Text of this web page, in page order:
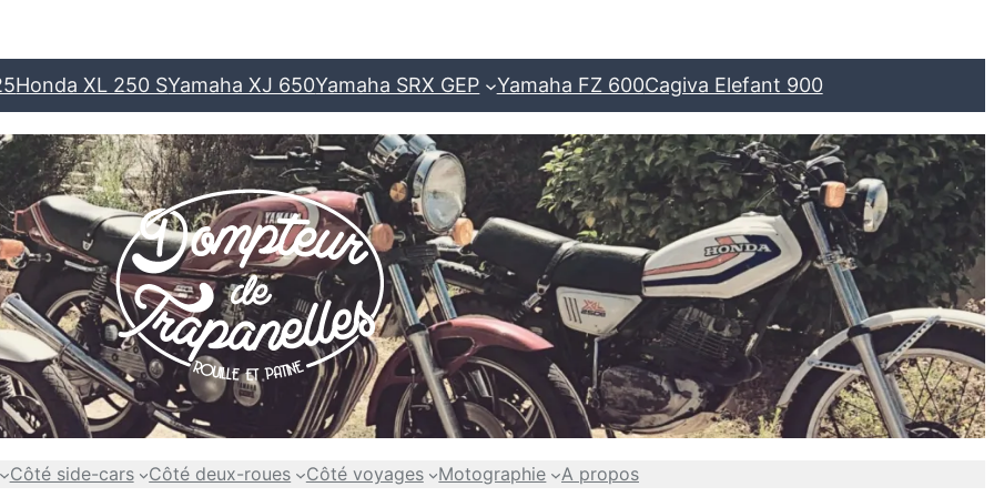
Honda XL 250 SYamaha XJ 650Yamaha SRX GEP Yamaha FZ 600Cagiva Elefant 900
Côté side-cars Côté deux-roues Côté voyages Motographie A propos